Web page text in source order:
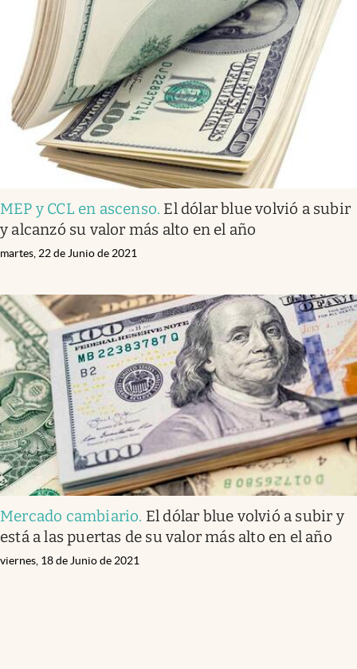
MEP y CCL en ascenso. El dólar blue volvió a subir
y alcanzó su valor más alto en el año
martes, 22 de Junio de 2021
Mercado cambiario. El dólar blue volvió a subir y
está a las puertas de su valor más alto en el año
viernes, 18 de Junio de 2021